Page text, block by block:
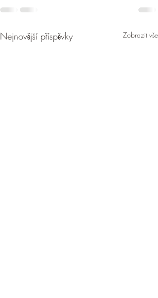
Nejnovější příspěvky Zobrazit vše